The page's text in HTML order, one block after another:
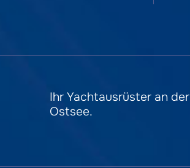
Ihr Yachtausrüster an der
Ostsee.